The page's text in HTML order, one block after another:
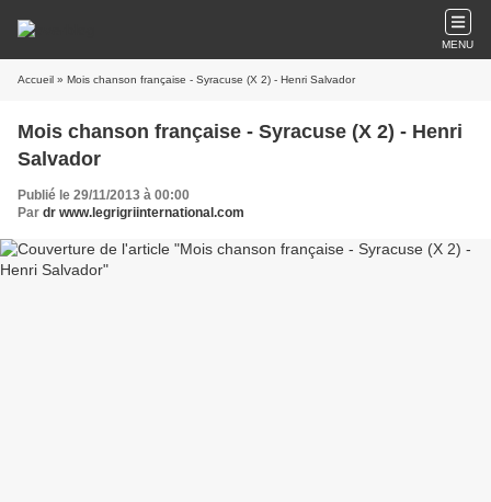
MENU
Accueil » Mois chanson française - Syracuse (X 2) - Henri Salvador
Mois chanson française - Syracuse (X 2) - Henri
Salvador
Publié le 29/11/2013 à 00:00
Par dr www.legrigriinternational.com